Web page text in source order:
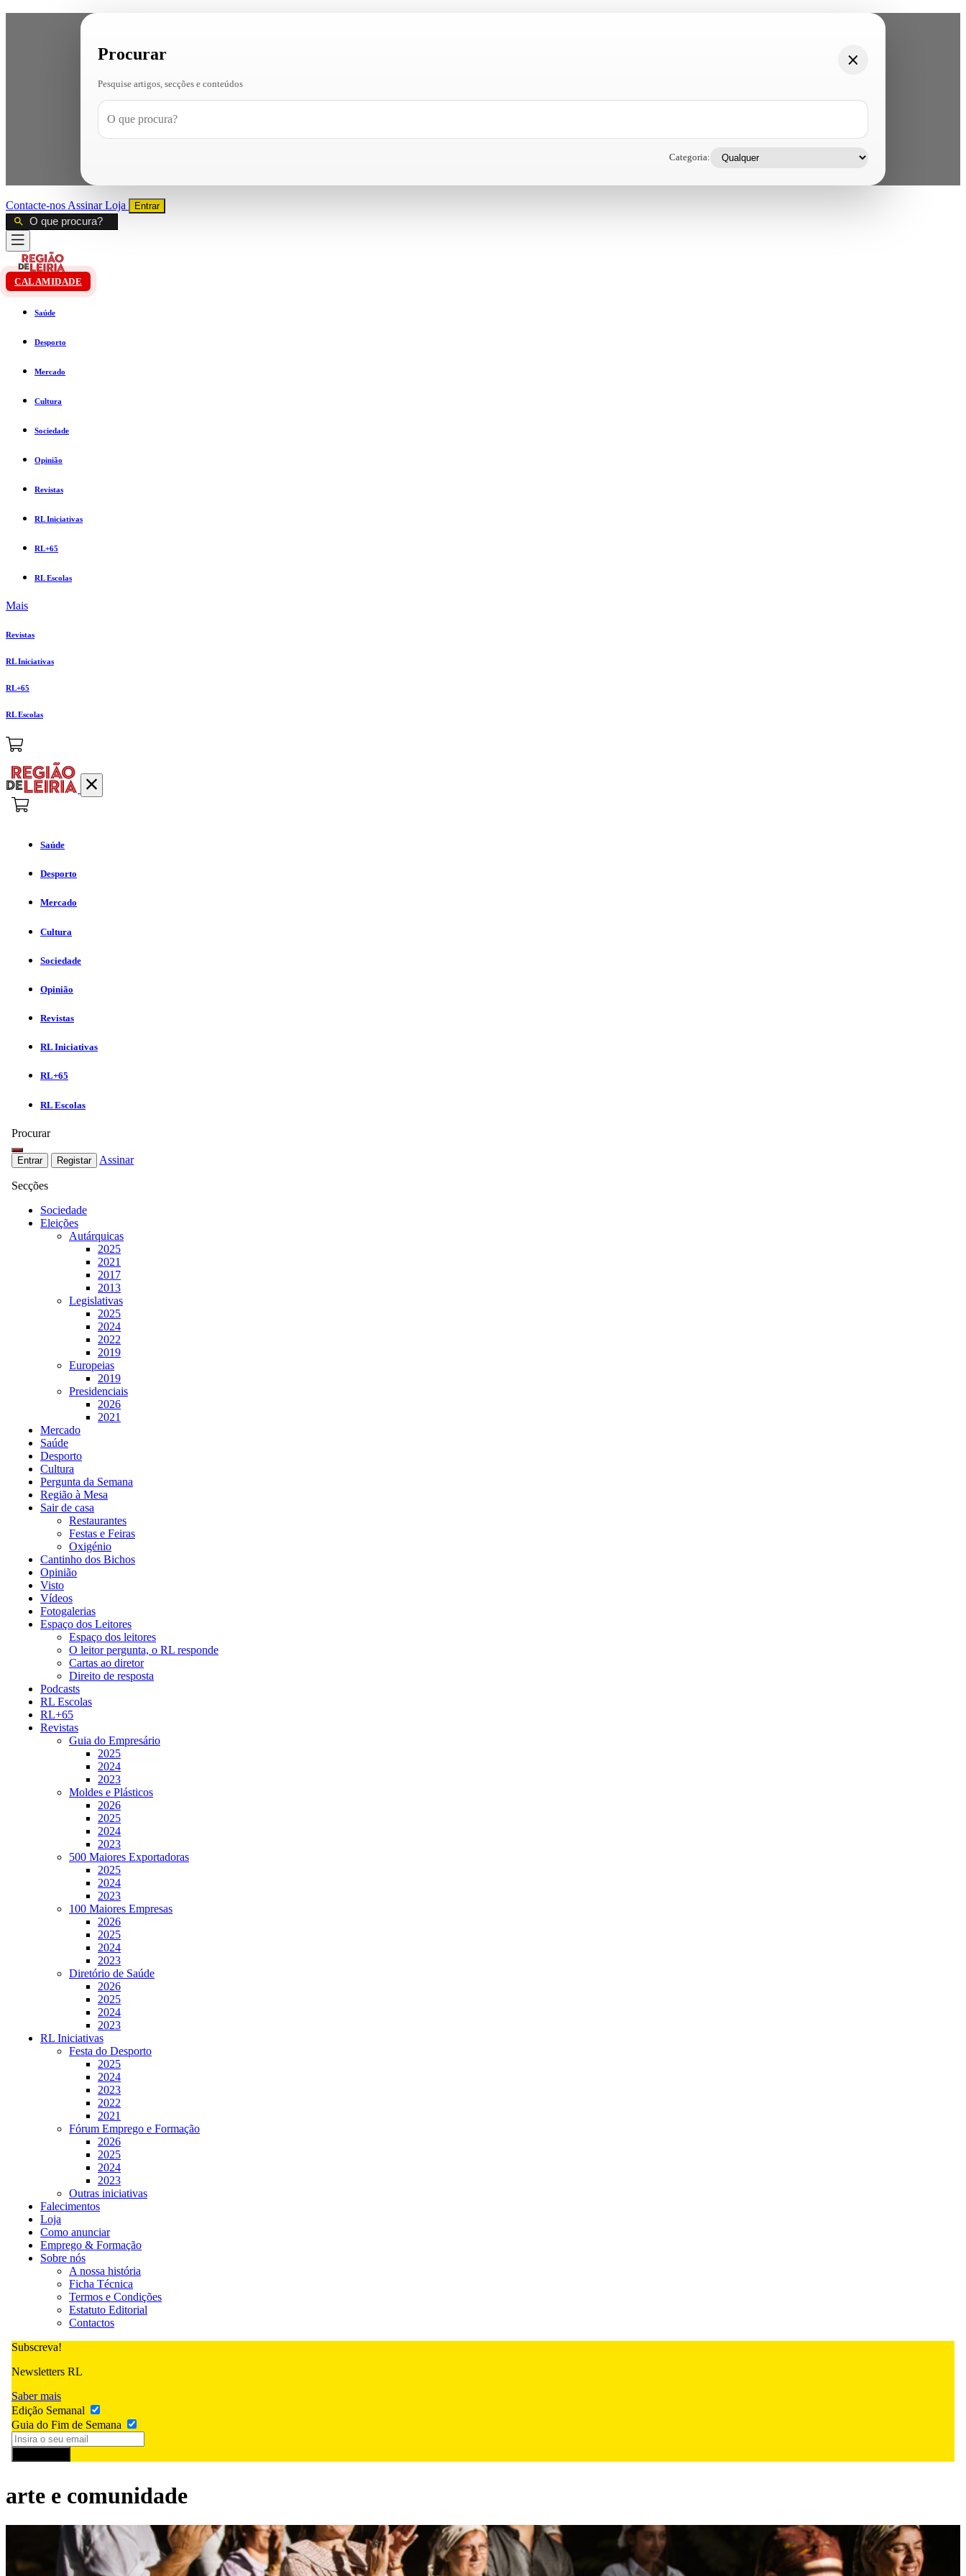
Procurar
Pesquise artigos, secções e conteúdos
Categoria:
Contacte-nos AssinarLoja Entrar
CALAMIDADE
Saúde
Desporto
Mercado
Cultura
Sociedade
Opinião
Revistas
RL Iniciativas
RL+65
RL Escolas
Mais
Revistas
RL Iniciativas
RL+65
RL Escolas
Saúde
Desporto
Mercado
Cultura
Sociedade
Opinião
Revistas
RL Iniciativas
RL+65
RL Escolas
Procurar
Entrar Registar Assinar
Secções
Sociedade
Eleições
Autárquicas
2025
2021
2017
2013
Legislativas
2025
2024
2022
2019
Europeias
2019
Presidenciais
2026
2021
Mercado
Saúde
Desporto
Cultura
Pergunta da Semana
Região à Mesa
Sair de casa
Restaurantes
Festas e Feiras
Oxigénio
Cantinho dos Bichos
Opinião
Visto
Vídeos
Fotogalerias
Espaço dos Leitores
Espaço dos leitores
O leitor pergunta, o RL responde
Cartas ao diretor
Direito de resposta
Podcasts
RL Escolas
RL+65
Revistas
Guia do Empresário
2025
2024
2023
Moldes e Plásticos
2026
2025
2024
2023
500 Maiores Exportadoras
2025
2024
2023
100 Maiores Empresas
2026
2025
2024
2023
Diretório de Saúde
2026
2025
2024
2023
RL Iniciativas
Festa do Desporto
2025
2024
2023
2022
2021
Fórum Emprego e Formação
2026
2025
2024
2023
Outras iniciativas
Falecimentos
Loja
Como anunciar
Emprego & Formação
Sobre nós
A nossa história
Ficha Técnica
Termos e Condições
Estatuto Editorial
Contactos
Subscreva!
Newsletters RL
Saber mais
Edição Semanal
Guia do Fim de Semana
arte e comunidade